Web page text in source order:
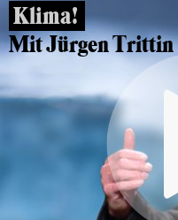
Klima!
Mit Jürgen Trittin